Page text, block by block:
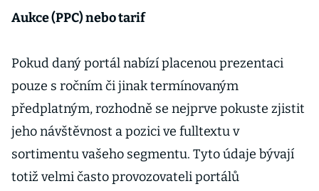
Aukce (PPC) nebo tarif
Pokud daný portál nabízí placenou prezentaci
pouze s ročním či jinak termínovaným
předplatným, rozhodně se nejprve pokuste zjistit
jeho návštěvnost a pozici ve fulltextu v
sortimentu vašeho segmentu. Tyto údaje bývají
totiž velmi často provozovateli portálů